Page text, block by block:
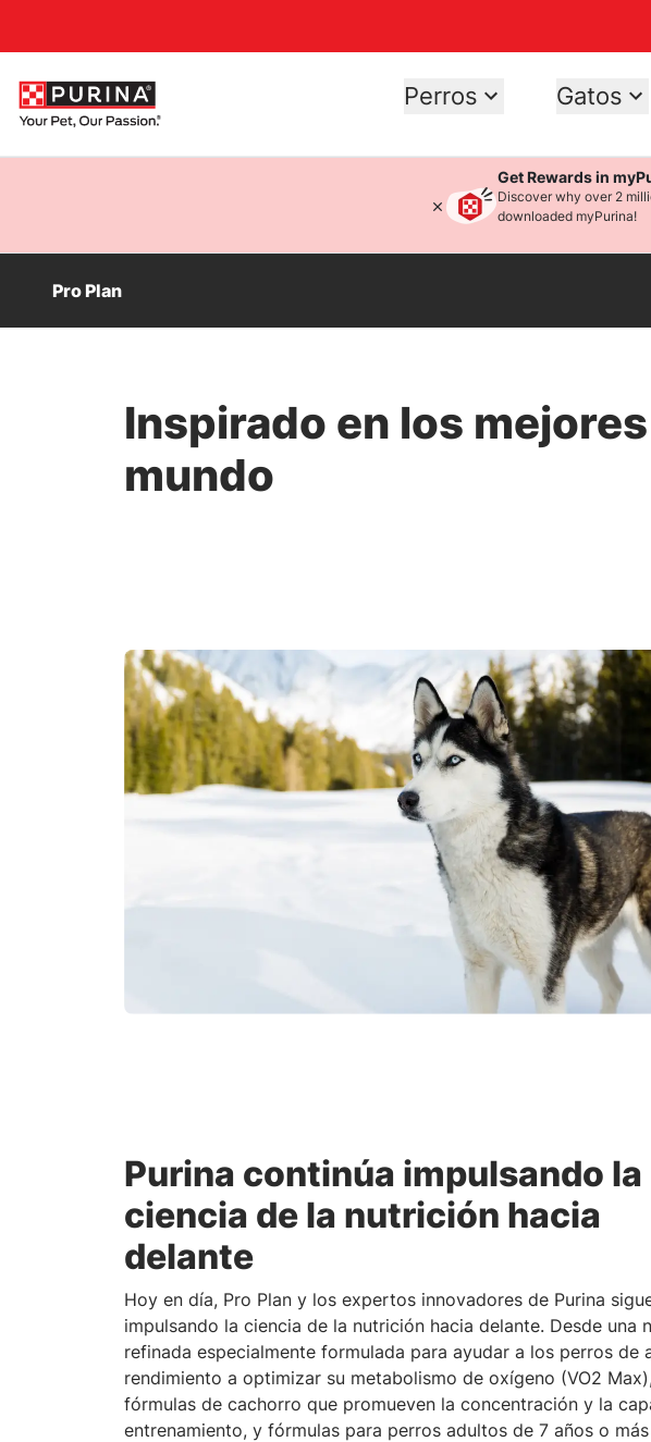
Perros Gatos
Get Rewards in
Discover why over 2
downloaded myPurina!
Pro Plan
Inspirado en los
mundo
Purina continúa impulsando la
ciencia de la nutrición hacia
delante
Hoy en día, Pro Plan y los expertos innovadores de Purina
impulsando la ciencia de la nutrición hacia delante. Desde una
refinada especialmente formulada para ayudar a los perros de
rendimiento a optimizar su metabolismo de oxígeno (VO2
fórmulas de cachorro que promueven la concentración y la
entrenamiento, y fórmulas para perros adultos de 7 años o